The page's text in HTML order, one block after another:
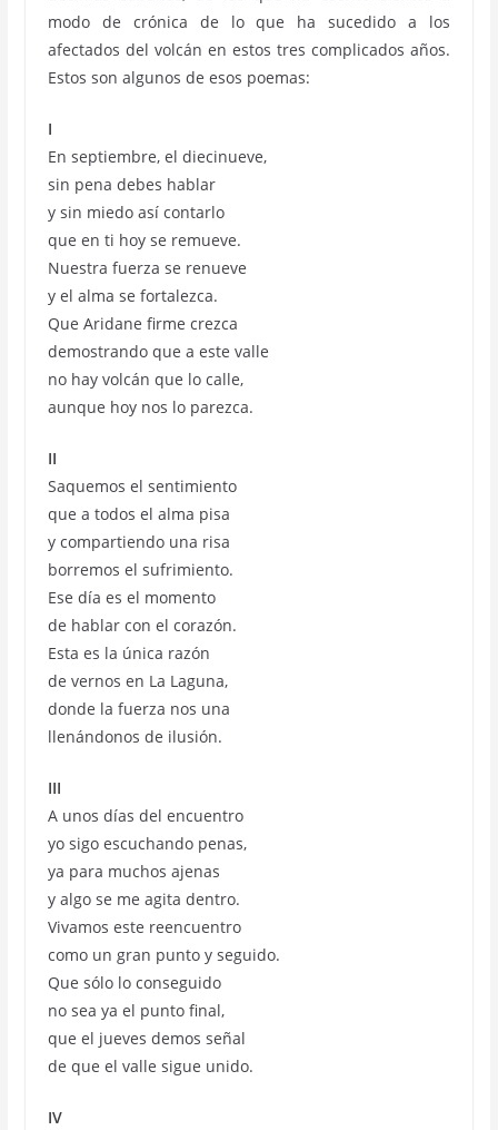
modo de crónica de lo que ha sucedido a los
afectados del volcán en estos tres complicados años.
Estos son algunos de esos poemas:
I
En septiembre, el diecinueve,
sin pena debes hablar
y sin miedo así contarlo
que en ti hoy se remueve.
Nuestra fuerza se renueve
y el alma se fortalezca.
Que Aridane firme crezca
demostrando que a este valle
no hay volcán que lo calle,
aunque hoy nos lo parezca.
II
Saquemos el sentimiento
que a todos el alma pisa
y compartiendo una risa
borremos el sufrimiento.
Ese día es el momento
de hablar con el corazón.
Esta es la única razón
de vernos en La Laguna,
donde la fuerza nos una
llenándonos de ilusión.
III
A unos días del encuentro
yo sigo escuchando penas,
ya para muchos ajenas
y algo se me agita dentro.
Vivamos este reencuentro
como un gran punto y seguido.
Que sólo lo conseguido
no sea ya el punto final,
que el jueves demos señal
de que el valle sigue unido.
IV